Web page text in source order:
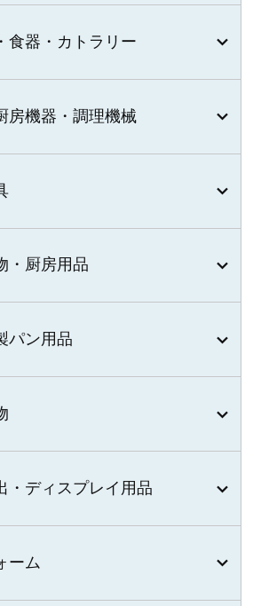
食器・カトラリー
房機器・調理機械
・厨房用品
パン用品
・ディスプレイ用品
ーム